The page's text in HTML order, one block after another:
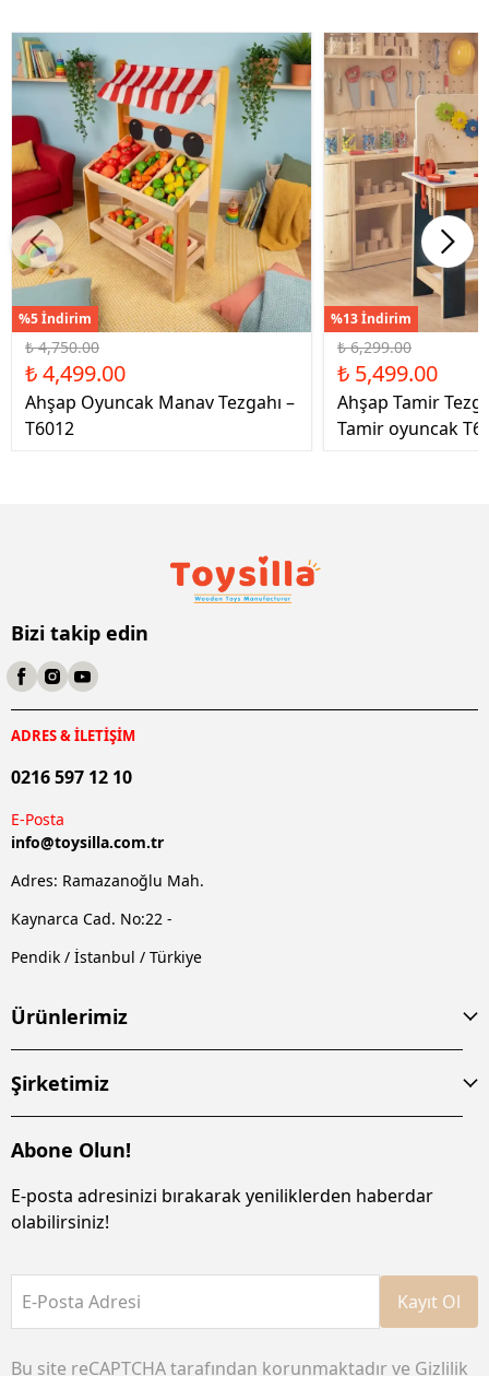
%5 İndirim
₺ 4,750.00
₺ 4,499.00
Ahşap Oyuncak Manav Tezgahı –
T6012
%13 İndirim
₺ 6,299.00
₺ 5,499.00
Ahşap Tamir
Tamir oyuncak
Bizi takip edin
ADRES & İLETİŞİM
0216 597 12 10
E-Posta
info@toysilla.com.tr
Adres: Ramazanoğlu Mah.
Kaynarca Cad. No:22 -
Pendik / İstanbul / Türkiye
Ürünlerimiz
Şirketimiz
Abone Olun!
E-posta adresinizi bırakarak yeniliklerden haberdar
olabilirsiniz!
E-Posta Adresi Kayıt Ol
Bu site reCAPTCHA tarafından korunmaktadır ve Gizlilik